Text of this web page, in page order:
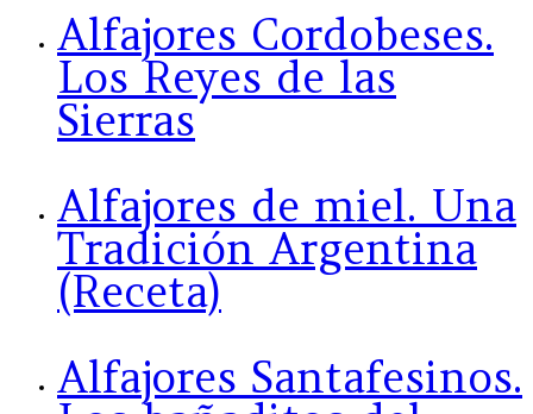
Alfajores Cordobeses.
Los Reyes de las
Sierras
Alfajores de miel. Una
Tradición Argentina
(Receta)
Alfajores Santafesinos.